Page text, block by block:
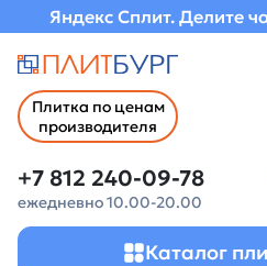
Яндекс Сплит. Делите
Плитка по ценам
производителя
+7 812 240-09-78
ежедневно 10.00-20.00
Каталог